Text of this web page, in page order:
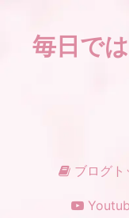
毎日で
ブログト